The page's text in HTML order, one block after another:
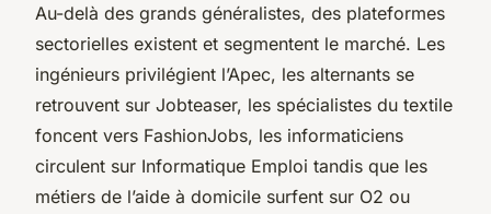
Au-delà des grands généralistes, des plateformes
sectorielles existent et segmentent le marché. Les
ingénieurs privilégient l’Apec, les alternants se
retrouvent sur Jobteaser, les spécialistes du textile
foncent vers FashionJobs, les informaticiens
circulent sur Informatique Emploi tandis que les
métiers de l’aide à domicile surfent sur O2 ou